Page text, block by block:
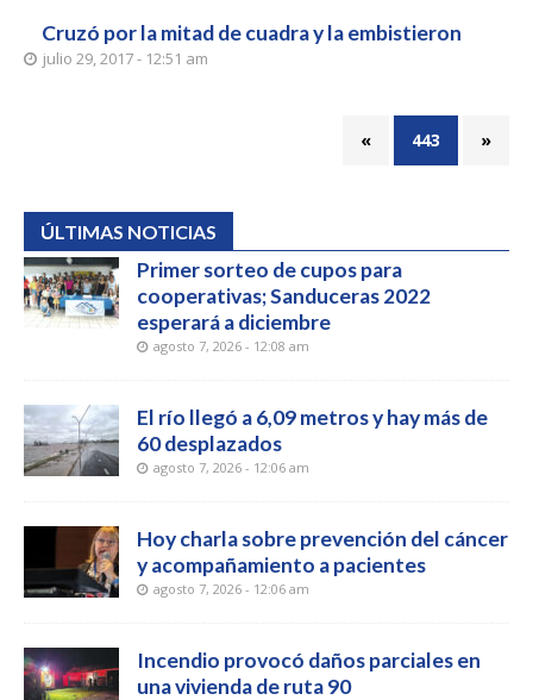
Cruzó por la mitad de cuadra y la embistieron
julio 29, 2017 - 12:51 am
« 443 »
ÚLTIMAS NOTICIAS
Primer sorteo de cupos para
cooperativas; Sanduceras 2022
esperará a diciembre
agosto 7, 2026 - 12:08 am
El río llegó a 6,09 metros y hay más de
60 desplazados
agosto 7, 2026 - 12:06 am
Hoy charla sobre prevención del cáncer
y acompañamiento a pacientes
agosto 7, 2026 - 12:06 am
Incendio provocó daños parciales en
una vivienda de ruta 90